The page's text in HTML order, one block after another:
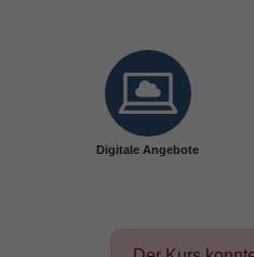
Digitale Angebote